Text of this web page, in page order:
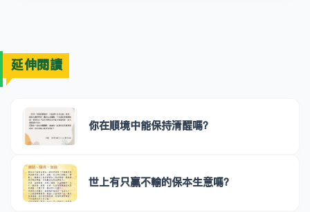
延伸閱讀
你在順境中能保持清醒嗎？
世上有只贏不輸的保本生意嗎？